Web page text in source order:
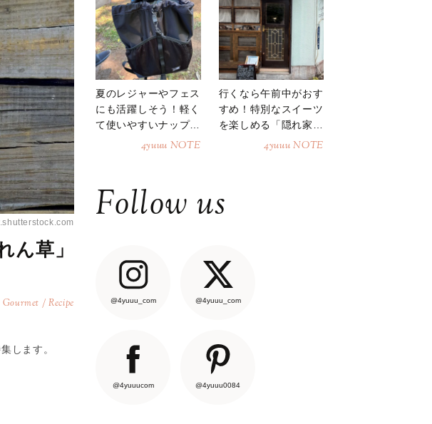
草」
Gourmet / Recipe
します。
夏のレジャーやフェス
にも活躍しそう！軽く
て使いやすいナップサ
4yuuu NOTE
行くなら午前中がおす
すめ！特別なスイーツ
を楽しめる「隠れ家カ
4yuuu NOTE
Follow us
@4yuuu_com @4yuuu_com
@4yuuucom @4yuuu0084